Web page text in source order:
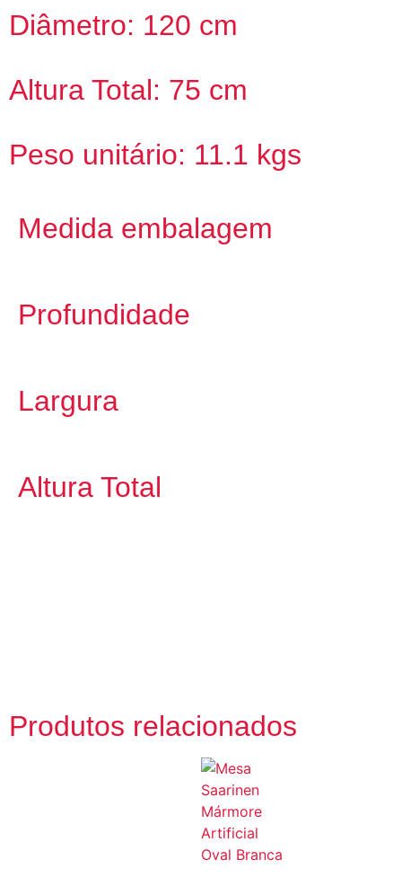
Diâmetro: 120 cm
Altura Total: 75 cm
Peso unitário: 11.1 kgs
Medida embalagem
Profundidade
Largura
Altura Total
Produtos relacionados